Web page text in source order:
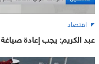
اقتصاد
عبد الكريم: يجب إعادة